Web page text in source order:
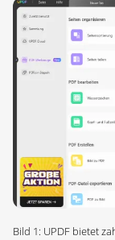
Bild 1: UPDF bietet